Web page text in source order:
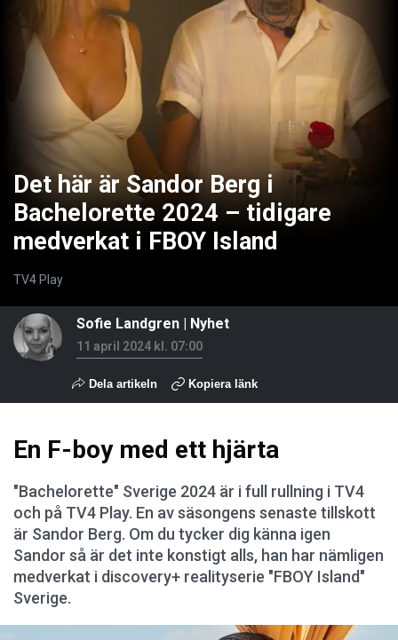
Det här är Sandor Berg i
Bachelorette 2024 – tidigare
medverkat i FBOY Island
TV4 Play
Sofie Landgren Nyhet
11 april 2024 kl. 07:00
Dela artikeln Kopiera länk
En F-boy med ett hjärta
"Bachelorette" Sverige 2024 är i full rullning i TV4
och på TV4 Play. En av säsongens senaste tillskott
är Sandor Berg. Om du tycker dig känna igen
Sandor så är det inte konstigt alls, han har nämligen
medverkat i discovery+ realityserie "FBOY Island"
Sverige.